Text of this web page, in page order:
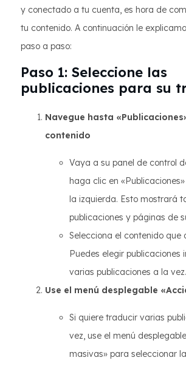
y conectado a tu cuenta, es hora de
tu contenido. A continuación le
paso a paso:
Paso 1: Seleccione las
publicaciones para su
Navegue hasta
contenido
Vaya a su panel de control
haga clic en
la izquierda. Esto mostrará
publicaciones y páginas de
Selecciona el contenido que
Puedes elegir publicaciones
varias publicaciones a la vez.
Use el menú desplegable
Si quiere traducir varias
vez, use el menú
masivas» para seleccionar